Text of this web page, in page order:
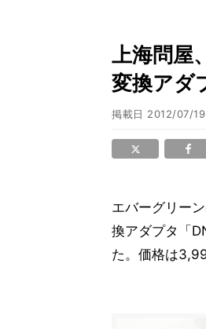
上海問屋
変換アダ
掲載日 2012/07/19
エバーグリー
換アダプタ「
た。価格は